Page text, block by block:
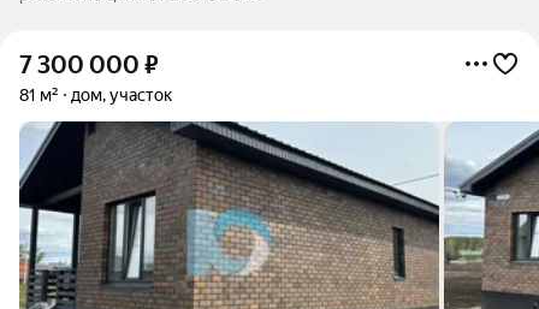
7 300 000 ₽
81 м² дом, участок